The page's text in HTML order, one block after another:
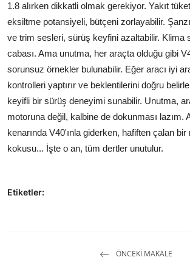
1.8 alırken dikkatli olmak gerekiyor. Yakıt
eksiltme potansiyeli, bütçeni zorlayabilir.
ve trim sesleri, sürüş keyfini azaltabilir. Klima
cabası. Ama unutma, her araçta olduğu gibi
sorunsuz örnekler bulunabilir. Eğer aracı iyi
kontrolleri yaptırır ve beklentilerini doğru
keyifli bir sürüş deneyimi sunabilir. Unutma,
motoruna değil, kalbine de dokunması lazım.
kenarında V40'ınla giderken, hafiften çalan
kokusu... İşte o an, tüm dertler unutulur.
Etiketler:
ÖNCEKI MAKALE